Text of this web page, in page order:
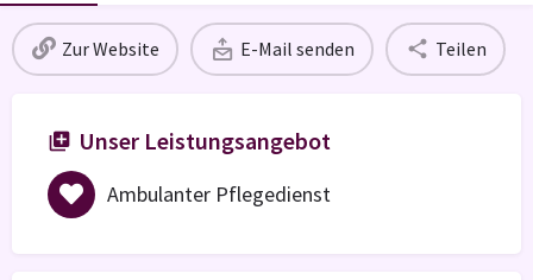
Zur Website E-Mail senden Teilen
Unser Leistungsangebot
Ambulanter Pflegedienst